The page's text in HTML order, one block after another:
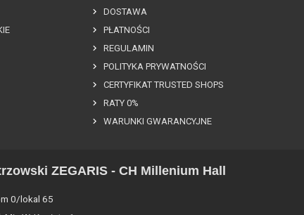
DOSTAWA
PŁATNOŚCI
REGULAMIN
POLITYKA PRYWATNOŚCI
CERTYFIKAT TRUSTED SHOPS
RATY 0%
WARUNKI GWARANCYJNE
ZEGARIS - CH Millenium Hall
0/lokal 65